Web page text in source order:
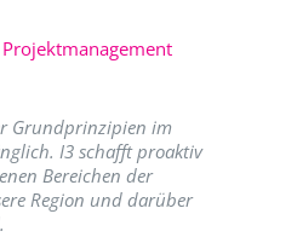
Projektmanagement
Grundprinzipien im
I3 schafft proaktiv
Bereichen der
Region und darüber